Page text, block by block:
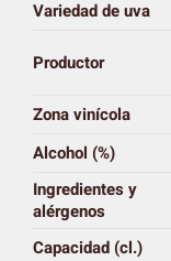
Variedad de uva
Productor
Zona vinícola
Alcohol (%)
Ingredientes y
alérgenos
Capacidad (cl.)